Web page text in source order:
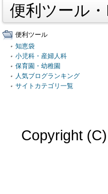
便利ツール
便利ツール
知恵袋
小児科・産婦人科
保育園・幼稚園
人気ブログランキング
サイトカテゴリ一覧
Copyright